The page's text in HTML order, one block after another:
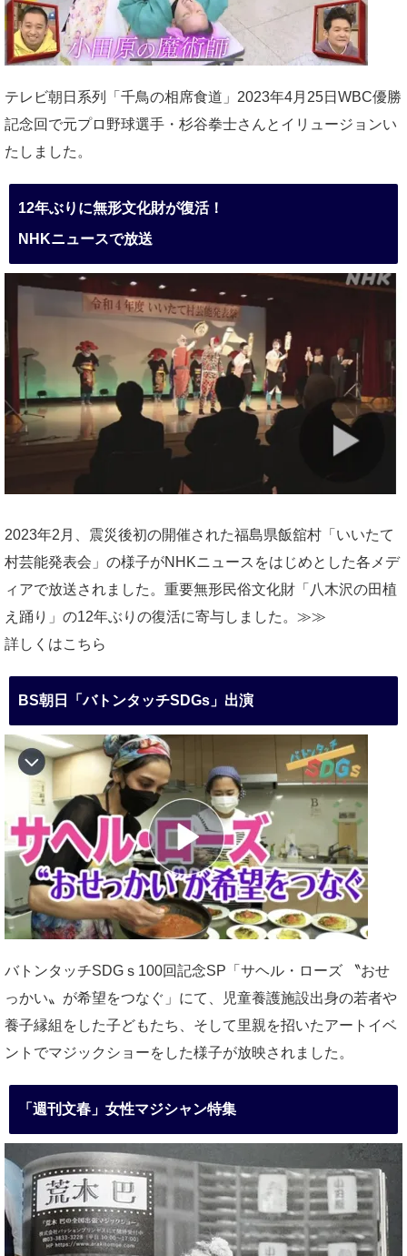
テレビ朝日系列「千鳥の相席食道」2023年4月25日WBC優勝
記念回で元プロ野球選手・杉谷拳士さんとイリュージョンい
たしました。
12年ぶりに無形文化財が復活！
NHKニュースで放送
2023年2月、震災後初の開催された福島県飯舘村「いいたて
村芸能発表会」の様子がNHKニュースをはじめとした各メデ
ィアで放送されました。重要無形民俗文化財「八木沢の田植
え踊り」の12年ぶりの復活に寄与しました。≫≫
詳しくはこちら
BS朝日「バトンタッチSDGs」出演
バトンタッチSDGｓ100回記念SP「サヘル・ローズ 〝おせ
っかい〟が希望をつなぐ」にて、児童養護施設出身の若者や
養子縁組をした子どもたち、そして里親を招いたアートイベ
ントでマジックショーをした様子が放映されました。
「週刊文春」女性マジシャン特集